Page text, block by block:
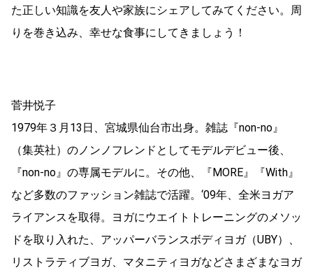
た正しい知識を友人や家族にシェアしてみてください。周
りを巻き込み、幸せな食事にしてきましょう！
菅井悦子
1979年３月13日、宮城県仙台市出身。雑誌『non-no』
（集英社）のノンノフレンドとしてモデルデビュー後、
『non-no』の専属モデルに。その他、『MORE』『With』
など多数のファッション雑誌で活躍。‘09年、全米ヨガア
ライアンスを取得。ヨガにウエイトトレーニングのメソッ
ドを取り入れた、アッパーバランスボディヨガ（UBY）、
リストラティブヨガ、マタニティヨガなどさまざまなヨガ